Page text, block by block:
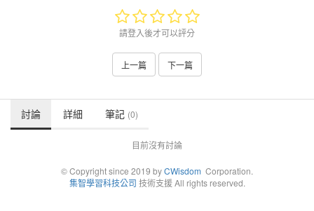
請登入後才可以評分
上一篇 下一篇
討論 詳細 筆記 (0)
目前沒有討論
© Copyright since 2019 byCWisdom Corporation.
集智學習科技公司 技術支援 All rights reserved.